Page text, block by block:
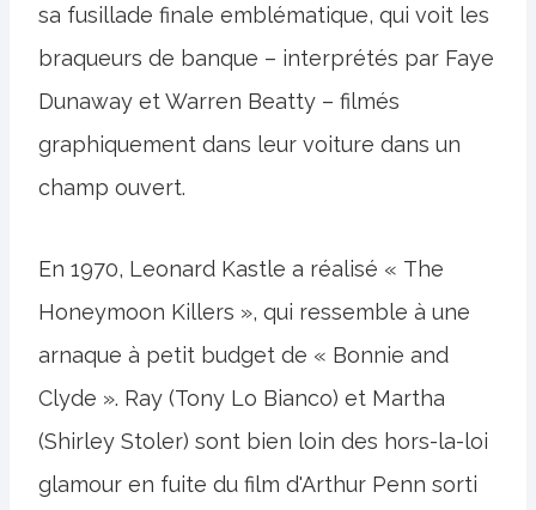
sa fusillade finale emblématique, qui voit les
braqueurs de banque – interprétés par Faye
Dunaway et Warren Beatty – filmés
graphiquement dans leur voiture dans un
champ ouvert.
En 1970, Leonard Kastle a réalisé « The
Honeymoon Killers », qui ressemble à une
arnaque à petit budget de « Bonnie and
Clyde ». Ray (Tony Lo Bianco) et Martha
(Shirley Stoler) sont bien loin des hors-la-loi
glamour en fuite du film d'Arthur Penn sorti